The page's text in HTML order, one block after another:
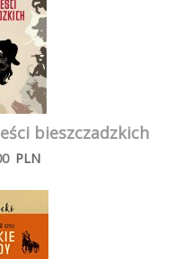
bieszczadzkich
PLN